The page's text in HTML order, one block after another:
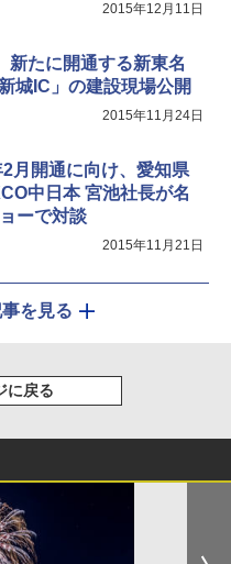
2015年12月11日
新たに開通する新東名
城IC」の建設現場公開
2015年11月24日
月開通に向け、愛知県
中日本 宮池社長が名
ーで対談
2015年11月21日
を見る
に戻る